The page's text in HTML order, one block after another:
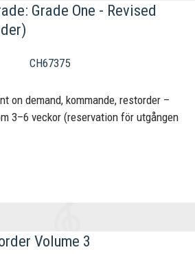
Grade One - Revised
CH67375
on demand, kommande, restorder –
3–6 veckor (reservation för utgången
Volume 3